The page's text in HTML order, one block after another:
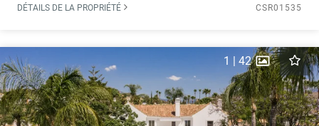
DÉTAILS DE LA PROPRIÉTÉ CSR01535
1 | 42